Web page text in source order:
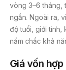
vòng 3–6 tháng,
ngắn. Ngoài ra,
độ tuổi, giới tính,
nắm chắc khả
Giá vốn